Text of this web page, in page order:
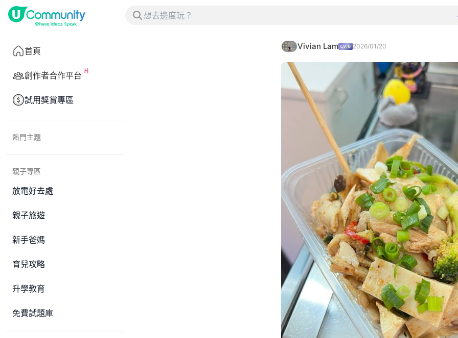
首頁
創作者合作平台
試用獎賞專區
熱門主題
親子專區
放電好去處
親子旅遊
新手爸媽
育兒攻略
升學教育
免費試題庫
Vivian Lam 2026/01/20